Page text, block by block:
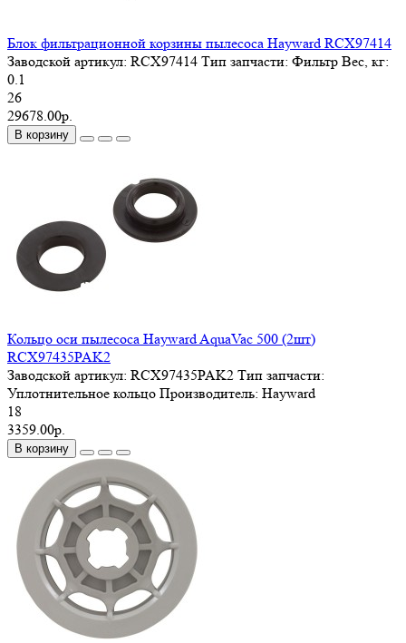
Блок фильтрационной корзины пылесоса Hayward RCX97414
Заводской артикул: RCX97414 Тип запчасти: Фильтр Вес, кг:
0.1
26
29678.00р.
В корзину
Кольцо оси пылесоса Hayward AquaVac 500 (2шт)
RCX97435PAK2
Заводской артикул: RCX97435PAK2 Тип запчасти:
Уплотнительное кольцо Производитель: Hayward
18
3359.00р.
В корзину